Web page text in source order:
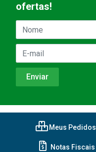
ofertas!
Meus Pedidos
Notas Fiscais